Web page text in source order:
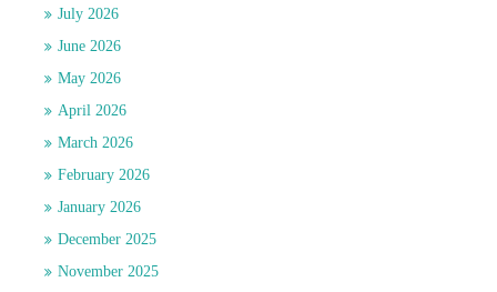
July 2026
June 2026
May 2026
April 2026
March 2026
February 2026
January 2026
December 2025
November 2025